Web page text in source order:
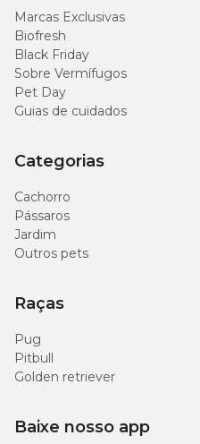
Marcas Exclusivas
Biofresh
Black Friday
Sobre Vermífugos
Pet Day
Guias de cuidados
Categorias
Cachorro
Pássaros
Jardim
Outros pets
Raças
Pug
Pitbull
Golden retriever
Baixe nosso app